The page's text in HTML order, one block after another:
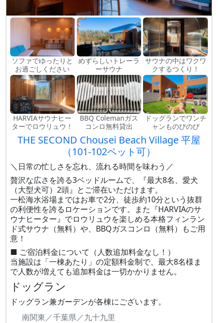
ソファでゆったりと
お過ごしください
めずらしいトレーラ
ーサウナ
サウナの中はワクワ
クするつくり！
HARVIAサウナヒー
ターでロウリュウ！
BBQ Colemanガス
コンロ無料貸出
ドッグランでワンチ
ャンものびのび
THE SECOND Chousei Beach Village 平屋
（101-102ペット可）
＼日常の忙しさを忘れ、流れる時間を味わう／
贅沢な広さを誇る3ベッドルームで、『最大8名、愛犬
（大型犬可）2頭』とご滞在いただけます。
一松海水浴場まではお車で2分、徒歩約10分という抜群
の利便性を誇るロケーションです。また『HARVIAのサ
ウナヒーター』でロウリュウを楽しめる本格フィンラン
ド式サウナ（無料）や、BBQガスコンロ（無料）もご用
意！
■ ご宿泊料金について（人数追加料金なし！）
当施設は「一棟あたり」の定額料金制で、最大8名様ま
で人数が増えても追加料金は一切かかりません。
ドッグラン
ドッグラン兼ガーデンが各棟にございます。
南関東／千葉県／九十九里